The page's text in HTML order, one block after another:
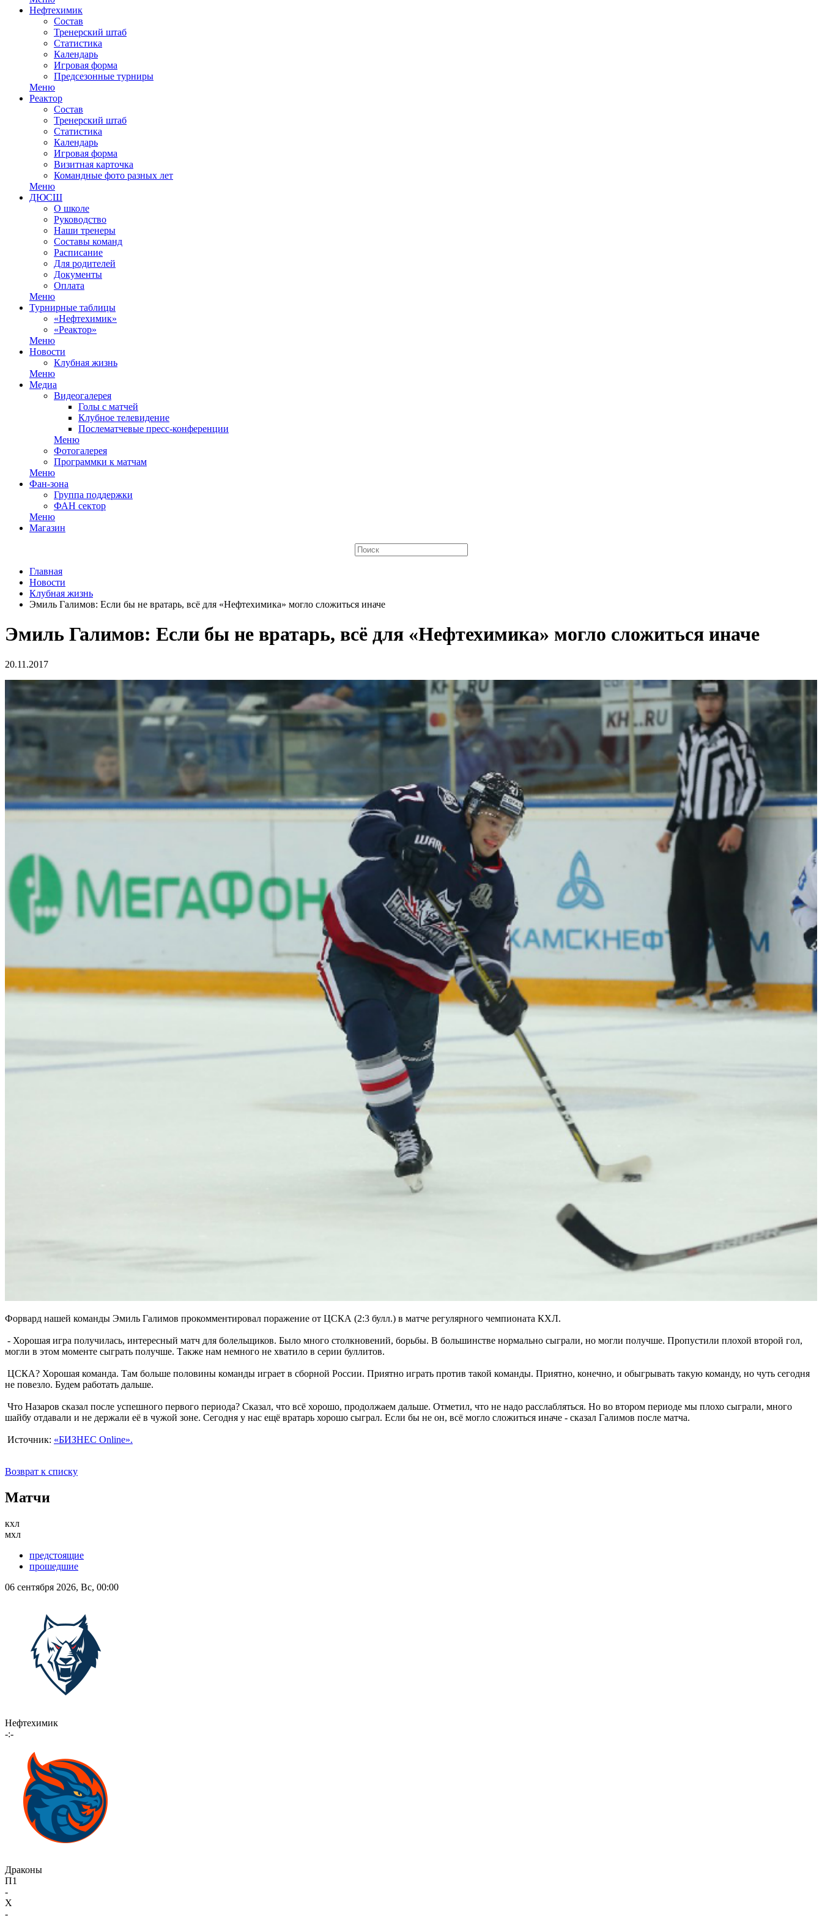
Нефтехимик
Состав
Тренерский штаб
Статистика
Календарь
Игровая форма
Предсезонные турниры
Меню
Реактор
Состав
Тренерский штаб
Статистика
Календарь
Игровая форма
Визитная карточка
Командные фото разных лет
Меню
ДЮСШ
О школе
Руководство
Наши тренеры
Составы команд
Расписание
Для родителей
Документы
Оплата
Меню
Турнирные таблицы
«Нефтехимик»
«Реактор»
Меню
Новости
Клубная жизнь
Меню
Медиа
Видеогалерея
Голы с матчей
Клубное телевидение
Послематчевые пресс-конференции
Меню
Фотогалерея
Программки к матчам
Меню
Фан-зона
Группа поддержки
ФАН сектор
Меню
Магазин
Главная
Новости
Клубная жизнь
Эмиль Галимов: Если бы не вратарь, всё для «Нефтехимика» могло сложиться иначе
Эмиль Галимов: Если бы не вратарь, всё для «Нефтехимика» могло сложиться иначе
20.11.2017
Форвард нашей команды Эмиль Галимов прокомментировал поражение от ЦСКА (2:3 булл.) в матче регулярного чемпионата КХЛ.
- Хорошая игра получилась, интересный матч для болельщиков. Было много столкновений, борьбы. В большинстве нормально сыграли, но могли получше. Пропустили плохой второй гол,
могли в этом моменте сыграть получше. Также нам немного не хватило в серии буллитов.
ЦСКА? Хорошая команда. Там больше половины команды играет в сборной России. Приятно играть против такой команды. Приятно, конечно, и обыгрывать такую команду, но чуть сегодня
не повезло. Будем работать дальше.
Что Назаров сказал после успешного первого периода? Сказал, что всё хорошо, продолжаем дальше. Отметил, что не надо расслабляться. Но во втором периоде мы плохо сыграли, много
шайбу отдавали и не держали её в чужой зоне. Сегодня у нас ещё вратарь хорошо сыграл. Если бы не он, всё могло сложиться иначе - сказал Галимов после матча.
Источник: «БИЗНЕС Online».
Возврат к списку
Матчи
кхл
мхл
предстоящие
прошедшие
06 сентября 2026, Вс, 00:00
Нефтехимик
-:-
Драконы
П1
-
X
-